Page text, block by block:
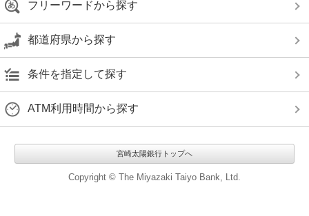
フリーワードから探す
都道府県から探す
条件を指定して探す
ATM利用時間から探す
宮崎太陽銀行トップへ
Copyright © The Miyazaki Taiyo Bank, Ltd.